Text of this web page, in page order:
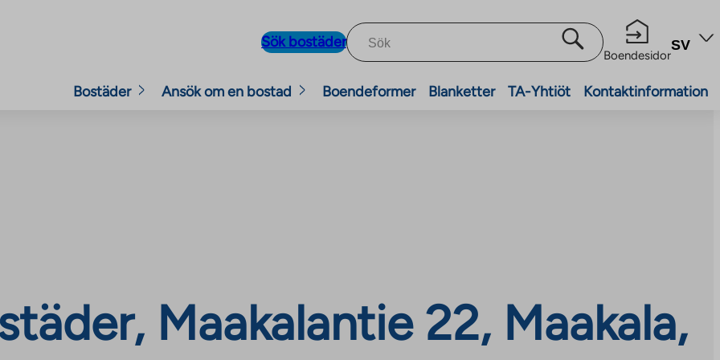
Sök bostäder
Boendesidor
SV
Bostäder Ansök om en bostad Boendeformer Blanketter TA-Yhtiöt Kontaktinformation
Maakalantie 22, Maakala,